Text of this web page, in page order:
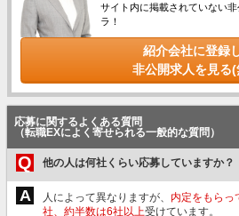
サイト内に掲載されていない
ラ！
紹介会社に登録
非公開求人を見る(
応募に関するよくある質問
（転職EXによく寄せられる一般的な質問）
Q 他の人は何社くらい応募していますか？
A 人によって異なりますが、 内定をもらっ
社、約半数は6社以上受けています。